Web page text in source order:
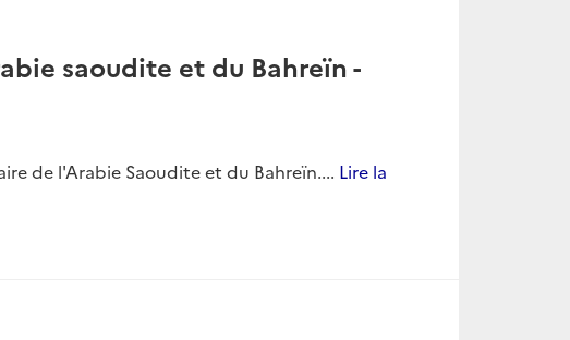
saoudite et du Bahreïn -
de l'Arabie Saoudite et du Bahreïn.... Lire la